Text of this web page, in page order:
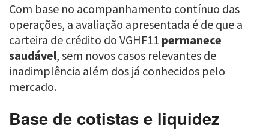
Com base no acompanhamento contínuo das
operações, a avaliação apresentada é de que a
carteira de crédito do VGHF11 permanece
saudável, sem novos casos relevantes de
inadimplência além dos já conhecidos pelo
mercado.
Base de cotistas e liquidez